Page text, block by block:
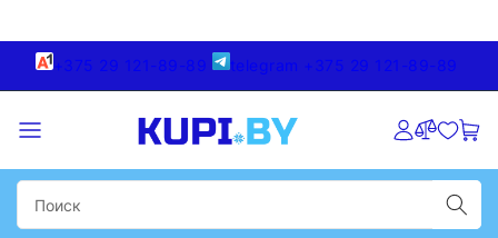
+375 29 121-89-89 telegram +375 29 121-89-89